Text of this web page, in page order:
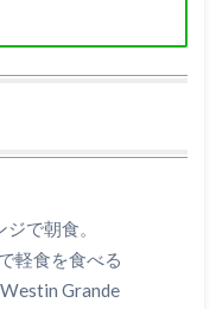
で朝食。
軽食を食べる
Grande